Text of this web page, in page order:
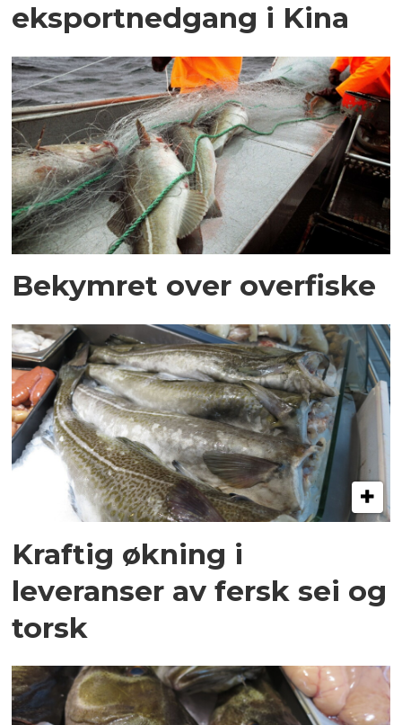
eksportnedgang i Kina
Bekymret over overfiske
Kraftig økning i
leveranser av fersk sei og
torsk